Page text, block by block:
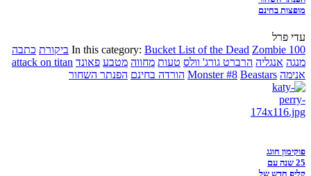
מופצות בחינם
עדי פרל
In this category: Bucket List of the Dead Zombie 100 ביקורת כתבה
מנגה אנגליה הרברט גורג' וולס טעות מחווה מטבע פאונד attack on titan
אנימה
Monster #8 Beastars הורדה בחינם הפנתר השחור
פוקימון חוגג
25 שנה עם
קליפ חדש של